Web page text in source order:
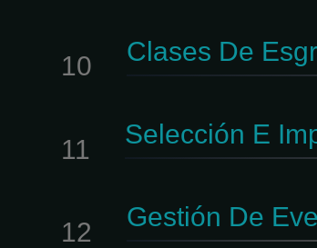
10 Clases De
11 Selección E
12 Gestión De